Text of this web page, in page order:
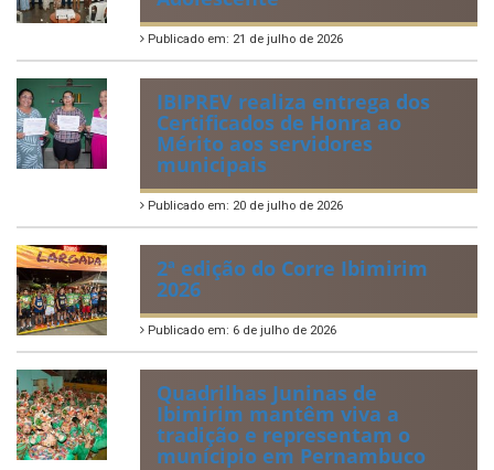
Publicado em: 21 de julho de 2026
IBIPREV realiza entrega dos
Certificados de Honra ao
Mérito aos servidores
municipais
Publicado em: 20 de julho de 2026
2ª edição do Corre Ibimirim
2026
Publicado em: 6 de julho de 2026
Quadrilhas Juninas de
Ibimirim mantêm viva a
tradição e representam o
munícipio em Pernambuco